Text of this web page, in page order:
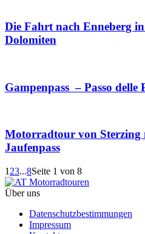
Die Fahrt nach Enneberg
Dolomiten
Gampenpass – Passo delle
Motorradtour von Sterzing
Jaufenpass
1 23...8Seite 1 von 8
Über uns
Datenschutzbestimmungen
Impressum